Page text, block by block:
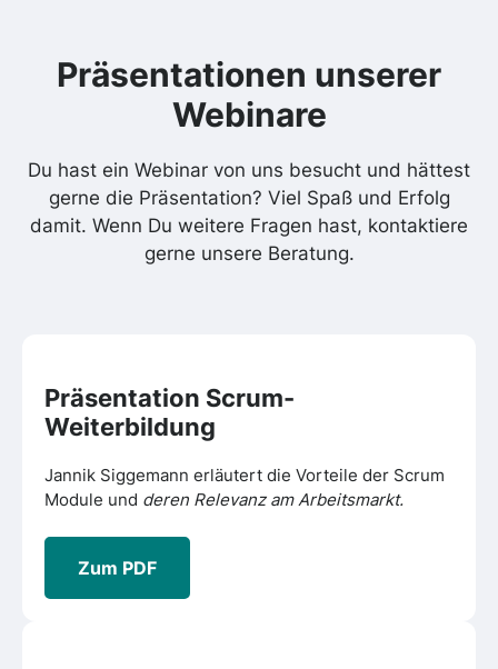
Präsentationen unserer
Webinare
Du hast ein Webinar von uns besucht und hättest
gerne die Präsentation? Viel Spaß und Erfolg
damit. Wenn Du weitere Fragen hast, kontaktiere
gerne unsere Beratung.
Präsentation Scrum-
Weiterbildung
Jannik Siggemann erläutert die Vorteile der Scrum
Module und deren Relevanz am Arbeitsmarkt.
Zum PDF